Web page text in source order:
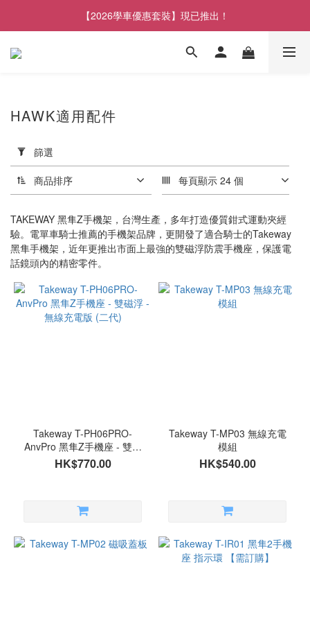
【2026學車優惠套裝】現已推出！
用
篩
選
(0/20)
品
牌
TAKEWAY
(20)
Takeway
(5)
HAWK適用配件
篩選
商品排序 每頁顯示 24 個
TAKEWAY 黑隼Z手機架，台灣生產，多年打造優質鉗式運動夾經
驗。電單車騎士推薦的手機架品牌，更開發了適合騎士的Takeway
黑隼手機架，近年更推出市面上最強的雙磁浮防震手機座，保護電
話鏡頭內的精密零件。
Takeway T-PH06PRO-
AnvPro 黑隼Z手機座 - 雙磁
浮 - 無線充電版 (二代)
HK$770.00
Takeway T-MP03 無線充電
模組
HK$540.00